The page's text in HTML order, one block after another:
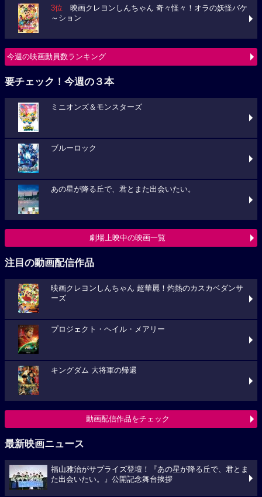
3位 映画クレヨンしんちゃん 奇々怪々！オラの妖怪バケ
～ション
今週の映画動員数ランキング
要チェック！今週の３本
ミニオンズ＆モンスターズ
ブルーロック
あの星が降る丘で、君とまた出会いたい。
劇場上映中の映画一覧
注目の動画配信作品
映画クレヨンしんちゃん 超華麗！灼熱のカスカベダンサ
ーズ
プロジェクト・ヘイル・メアリー
キングダム 大将軍の帰還
動画配信作品をチェック
最新映画ニュース
福山雅治がサプライズ登壇！『あの星が降る丘で、君とま
た出会いたい。』公開記念舞台挨拶